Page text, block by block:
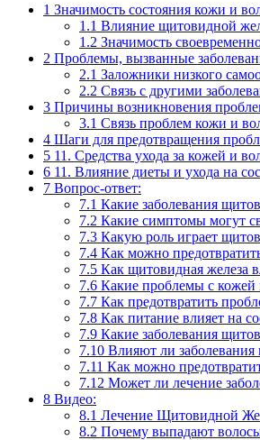
1 Значимость состояния кожи и
1.1 Влияние щитовидной
1.2 Значимость
2 Проблемы, вызванные
2.1 Заложники низкого
2.2 Связь с другими
3 Причины возникновения
3.1 Связь проблем кожи и
4 Шаги для предотвращения
5 11. Средства ухода за кожей и
6 11. Влияние диеты и ухода на
7 Вопрос-ответ:
7.1 Какие заболевания
7.2 Какие симптомы могут
7.3 Какую роль играет
7.4 Как можно
7.5 Как щитовидная железа
7.6 Какие проблемы с кожей
7.7 Как предотвратить
7.8 Как питание влияет на
7.9 Какие заболевания
7.10 Влияют ли заболевания
7.11 Как можно
7.12 Может ли лечение
8 Видео:
8.1 Лечение Щитовидной
8.2 Почему выпадают